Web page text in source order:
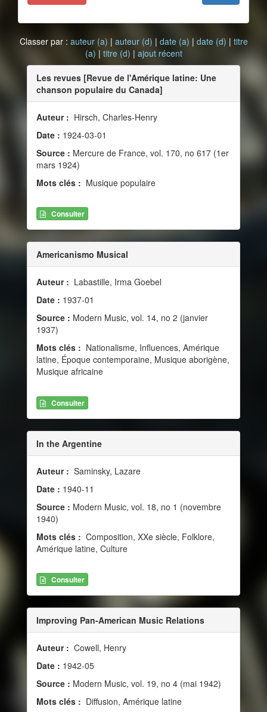
Classer par : auteur (a) | auteur (d) | date (a) | date (d) | titre
(a) | titre (d) | ajout récent
Les revues [Revue de l'Amérique latine: Une
chanson populaire du Canada]
Auteur : Hirsch, Charles-Henry
Date : 1924-03-01
Source : Mercure de France, vol. 170, no 617 (1er
mars 1924)
Mots clés : Musique populaire
Consulter
Americanismo Musical
Auteur : Labastille, Irma Goebel
Date : 1937-01
Source : Modern Music, vol. 14, no 2 (janvier
1937)
Mots clés : Nationalisme, Influences, Amérique
latine, Époque contemporaine, Musique aborigène,
Musique africaine
Consulter
In the Argentine
Auteur : Saminsky, Lazare
Date : 1940-11
Source : Modern Music, vol. 18, no 1 (novembre
1940)
Mots clés : Composition, XXe siècle, Folklore,
Amérique latine, Culture
Consulter
Improving Pan-American Music Relations
Auteur : Cowell, Henry
Date : 1942-05
Source : Modern Music, vol. 19, no 4 (mai 1942)
Mots clés : Diffusion, Amérique latine